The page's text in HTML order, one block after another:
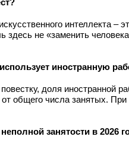
интеллекта –
не «заменить
иностранную
доля иностранной
общего числа занятых.
занятости в 2026